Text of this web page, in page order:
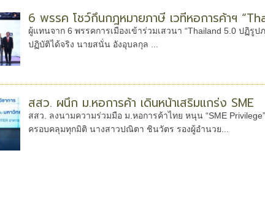
6 พรรค โชว์กึ๋นกฎหมายภาษี เวทีหอการค้าฯ
ผู้แทนจาก 6 พรรคการเมืองเข้าร่วมเสวนา “Thailand 5.0 ปฏิ
ปฏิบัติได้จริง นายสนั่น อังอุบลกุล ...
สสว. ผนึก ม.หอการค้า เดินหน้าเสริมแกร่ง SME
สสว. ลงนามความร่วมมือ ม.หอการค้าไทย หนุน “SME
ครอบคลุมทุกมิติ นางสาวปณิตา ชินวัตร รองผู้อำนวย...